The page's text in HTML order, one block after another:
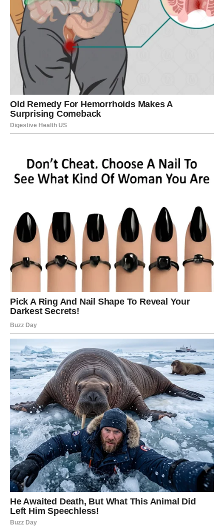
trud niko ne primjećuje, sada dolazi vrijeme kada će se
stvari početi mijenjati.
Mnoge Vage će tokom narednog perioda dobiti priliku da
pokažu koliko vrijede.
Moguće su veoma važne promjene povezane sa poslom,
finansijama ili ljudima koji mogu imati veliki uticaj na vašu
budućnost.
Kada je novac u pitanju, pred vama je stabilniji period.
Ono što će vas posebno iznenaditi jeste činjenica da će
se problemi koji vas dugo opterećuju početi rješavati
JEDNA OSOBA IMA VAŽNU
ULOGU U VAŠOJ SREĆI
Zvijezde pokazuju da u vašem životu postoji osoba koja
vam želi mnogo više dobra nego što trenutno mislite.
Ta osoba mogla bi vam pomoći da donesete veoma važnu
odluku ili da konačno krenete putem koji će vam donijeti
sreću i mir.
Mnoge Vage će upravo zahvaljujući jednom razgovoru ili
savjetu shvatiti šta zaista žele od života.
VRIJEME JE DA PRESTANETE
SUMNJATI U SEBE
Previše ste energije trošile na brigu, razmišljanje i strah
od budućnosti.
Često ste sumnjale u sebe čak i onda kada ste bile
mnogo jače nego što ste mislile.
Ali sudbina vam sada pokazuje da dolazi period tokom